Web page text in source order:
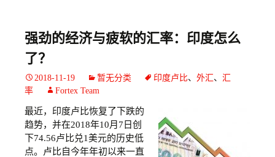
强劲的经济与疲软的汇率：印度怎么
了？
2018-11-19 暂无分类 印度卢比、 外汇 、 汇
率
Fortex Team
最近，印度卢比恢复了下跌的
趋势，并在2018年10月7日创
下74.56卢比兑1美元的历史低
点。卢比自今年年初以来一直